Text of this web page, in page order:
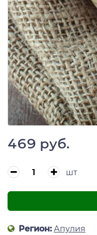
469 руб.
шт
Регион: Апулия